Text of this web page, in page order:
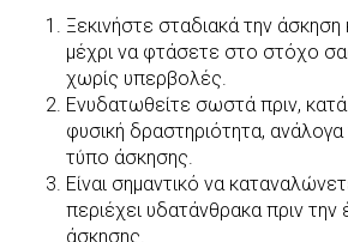
Ξεκινήστε σταδιακά την άσκηση
μέχρι να φτάσετε στο στόχο
χωρίς υπερβολές.
Ενυδατωθείτε σωστά πριν, κατά
φυσική δραστηριότητα,
τύπο άσκησης.
Είναι σημαντικό να
περιέχει υδατάνθρακα πριν την
άσκησης.